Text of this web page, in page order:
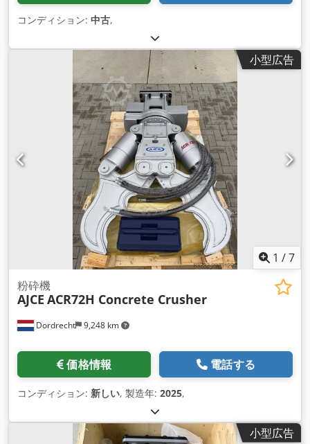
コンディション: 中古,
小型広告
1 /7
Dordrecht 9,248 km
粉砕機
AJCE ACR72H Concrete Crusher
価格情報 電話する
コンディション: 新しい, 製造年: 2025,
小型広告